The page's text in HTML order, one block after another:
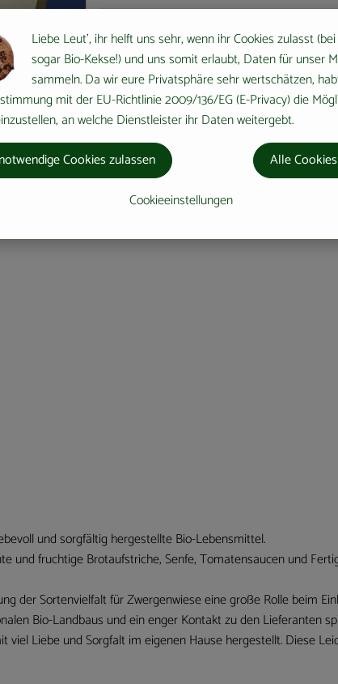
und sorgfältig hergestellte Bio-Lebensmittel.
und fruchtige Brotaufstriche, Senfe, Tomatensaucen und
der Sortenvielfalt für Zwergenwiese eine große Rolle beim
Bio-Landbaus und ein enger Kontakt zu den Lieferanten
Liebe und Sorgfalt im eigenen Hause hergestellt. Diese
Liebe Leut', ihr helft uns sehr, wenn ihr Cookies zulasst
sogar Bio-Kekse!) und uns somit erlaubt, Daten für unser
sammeln. Da wir eure Privatsphäre sehr wertschätzen,
mit der EU-Richtlinie 2009/136/EG (E-Privacy) die
an welche Dienstleister ihr Daten weitergebt.
Cookieeinstellungen
Cookies zulassen Alle